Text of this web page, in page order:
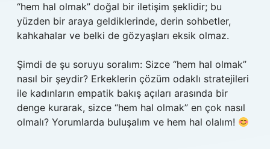
“hem hal olmak” doğal bir iletişim şeklidir; bu
yüzden bir araya geldiklerinde, derin sohbetler,
kahkahalar ve belki de gözyaşları eksik olmaz.
Şimdi de şu soruyu soralım: Sizce “hem hal olmak”
nasıl bir şeydir? Erkeklerin çözüm odaklı stratejileri
ile kadınların empatik bakış açıları arasında bir
denge kurarak, sizce “hem hal olmak” en çok nasıl
olmalı? Yorumlarda buluşalım ve hem hal olalım!